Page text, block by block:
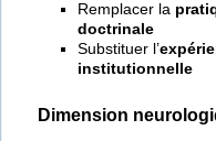
Remplacer la
doctrinale
Substituer l’
institutionnelle
Dimension